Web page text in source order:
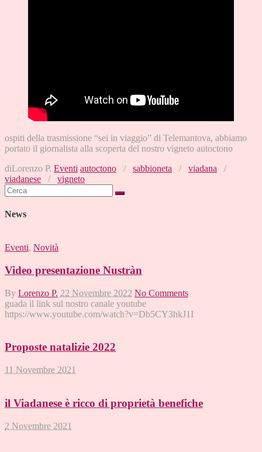
ospiti della trasmissione “sei in viaggio” di Telemantova, abbiamo
portato il giornalista alla scoperta del nostro vigneto autoctono
diLorenzo P. Eventi autoctono / sabbioneta / viadana /
viadanese / vigneto
Cerca
per:
News
Eventi, Novità
Video presentazione Nustràn
By Lorenzo P. 22 Novembre 2022 No Comments
guada il link sul nostro canale youtube
https://www.youtube.com/watch?v=Db5CY3hkJ1I
Proposte natalizie 2022
11 Novembre 2021
il Viadanese è ricco di proprietà benefiche
2 Novembre 2021